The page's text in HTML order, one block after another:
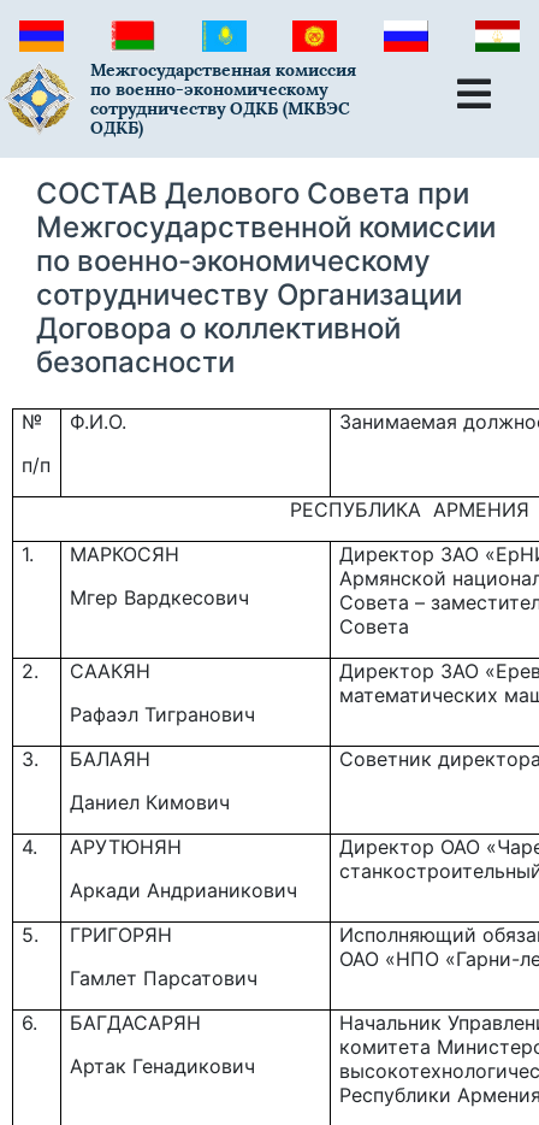
Межгосударственная комиссия
по военно-экономическому
сотрудничеству ОДКБ (МКВЭС
ОДКБ)
СОСТАВ Делового Совета при
Межгосударственной комиссии
по военно-экономическому
сотрудничеству Организации
Договора о коллективной
безопасности
№
п/п
Ф.И.О. Занимаемая
РЕСПУБЛИКА АРМЕНИЯ
1.
МАРКОСЯН
Мгер Вардкесович
Директор ЗАО
Армянской
Cовета –
Совета
2.
СААКЯН
Рафаэл Тигранович
Директор ЗАО
математических
3.
БАЛАЯН
Даниел Кимович
Советник
4.
АРУТЮНЯН
Аркади Андрианикович
Директор ОАО
5.
ГРИГОРЯН
Гамлет Парсатович
Исполняющий
ОАО «НПО «Гарни-
6.
БАГДАСАРЯН
Артак Генадикович
Начальник
комитета
Республики